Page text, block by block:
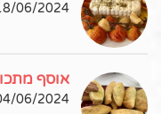
06/2024
אוסף
06/2024